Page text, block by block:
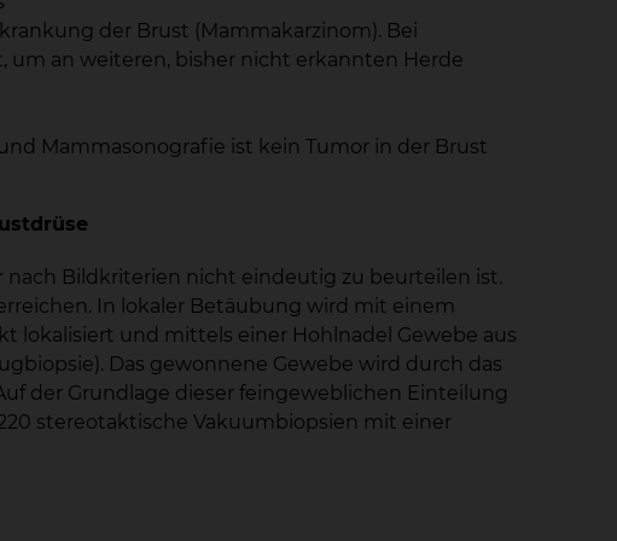
der Brust (Mammakarzinom). Bei
an weiteren, bisher nicht erkannten Herde
Mammasonografie ist kein Tumor in der Brust
Bildkriterien nicht eindeutig zu beurteilen ist.
In lokaler Betäubung wird mit einem
lokalisiert und mittels einer Hohlnadel Gewebe aus
Das gewonnene Gewebe wird durch das
der Grundlage dieser feingeweblichen Einteilung
stereotaktische Vakuumbiopsien mit einer